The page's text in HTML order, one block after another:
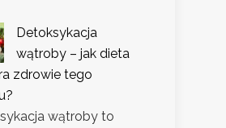
Detoksykacja
wątroby – jak dieta
zdrowie tego
wątroby to